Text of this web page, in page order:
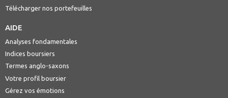
Télécharger nos portefeuilles
AIDE
Analyses fondamentales
Indices boursiers
Termes anglo-saxons
Votre profil boursier
Gérez vos émotions